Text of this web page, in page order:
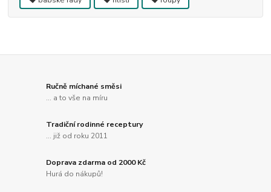
Ručně míchané směsi
... a to vše na míru
Tradiční rodinné receptury
... již od roku 2011
Doprava zdarma od 2000 Kč
Hurá do nákupů!